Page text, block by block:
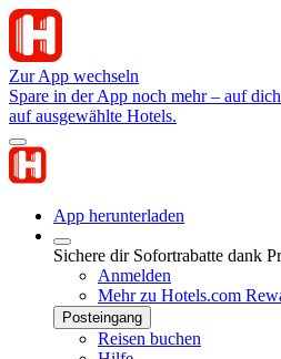
Zur App wechseln
Spare in der App noch mehr – auf
auf ausgewählte Hotels.
App herunterladen
Sichere dir Sofortrabatte dank
Anmelden
Mehr zu Hotels.com
Posteingang
Reisen buchen